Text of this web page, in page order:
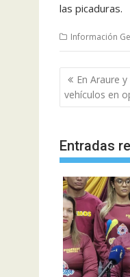
las picaduras.
Información
de
entradas
En Araure
vehículos en
Entradas